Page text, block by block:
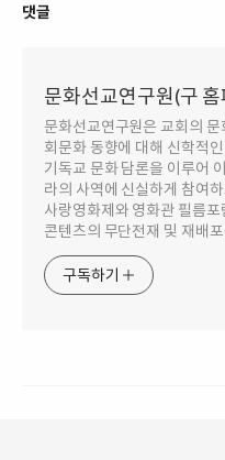
댓글
문화선교연구원(구
문화선교연구원은 교회의 문
회문화 동향에 대해 신학적
기독교 문화 담론을 이루어
라의 사역에 신실하게 참여
사랑영화제와 영화관 필름
콘텐츠의 무단전재 및 재배
구독하기